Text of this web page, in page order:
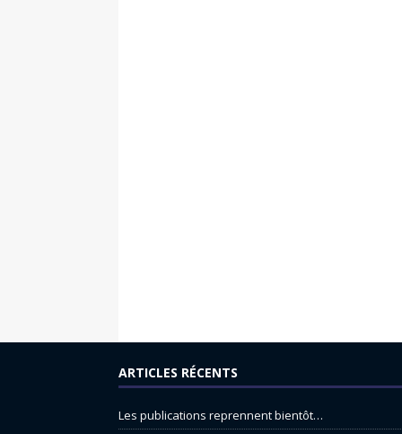
ARTICLES RÉCENTS
Les publications reprennent bientôt…